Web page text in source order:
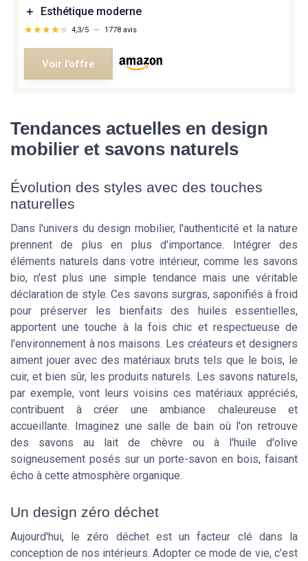
＋
Esthétique moderne
★★★★★
★★★★★ 4,3/5 — 1778 avis
Voir l'offre
Tendances actuelles en design
mobilier et savons naturels
Évolution des styles avec des touches
naturelles
Dans l'univers du design mobilier, l'authenticité et la nature
prennent de plus en plus d'importance. Intégrer des
éléments naturels dans votre intérieur, comme les savons
bio, n'est plus une simple tendance mais une véritable
déclaration de style. Ces savons surgras, saponifiés à froid
pour préserver les bienfaits des huiles essentielles,
apportent une touche à la fois chic et respectueuse de
l'environnement à nos maisons. Les créateurs et designers
aiment jouer avec des matériaux bruts tels que le bois, le
cuir, et bien sûr, les produits naturels. Les savons naturels,
par exemple, vont leurs voisins ces matériaux appréciés,
contribuent à créer une ambiance chaleureuse et
accueillante. Imaginez une salle de bain où l'on retrouve
des savons au lait de chèvre ou à l'huile d'olive
soigneusement posés sur un porte-savon en bois, faisant
écho à cette atmosphère organique.
Un design zéro déchet
Aujourd'hui, le zéro déchet est un facteur clé dans la
conception de nos intérieurs. Adopter ce mode de vie, c'est